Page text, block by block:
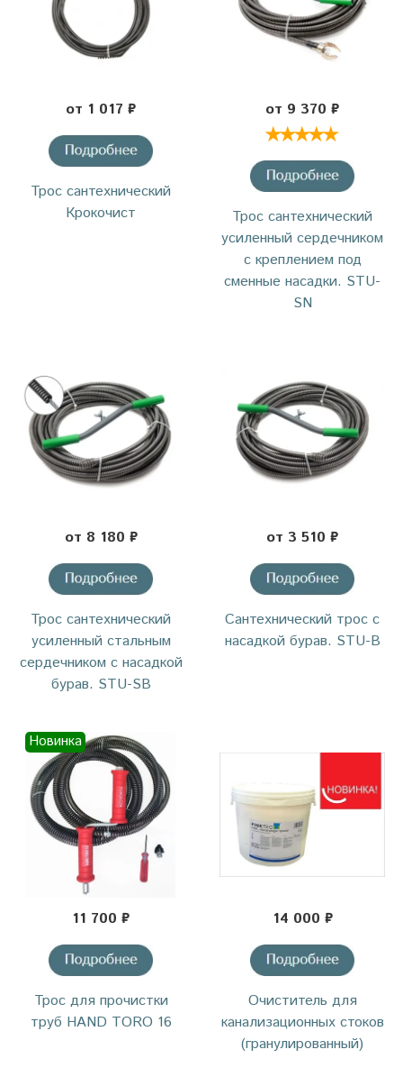
от 1 017 ₽
Трос сантехнический
Крокочист
от 9 370 ₽
Трос сантехнический
усиленный сердечником
с креплением под
сменные насадки. STU-
SN
от 8 180 ₽
Трос сантехнический
усиленный стальным
сердечником с насадкой
бурав. STU-SB
от 3 510 ₽
Cантехнический трос с
насадкой бурав. STU-B
Новинка
11 700 ₽
Трос для прочистки
труб HAND TORO 16
14 000 ₽
Очиститель для
канализационных стоков
(гранулированный)